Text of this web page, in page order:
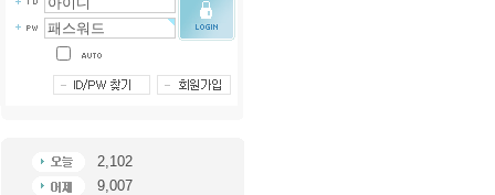
2,102
9,007